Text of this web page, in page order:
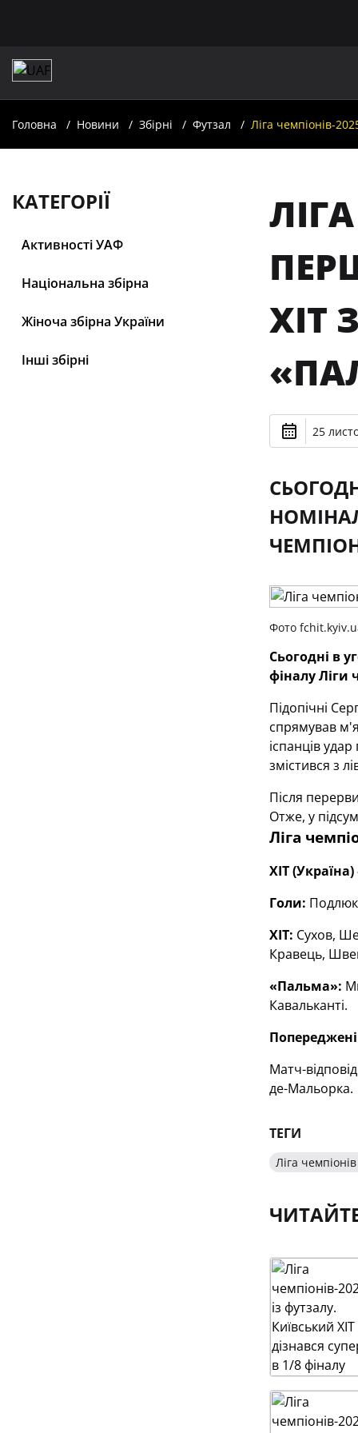
Головна Новини Збірні Футзал Ліга чемпіонів-
КАТЕГОРІЇ
Активності УАФ
Національна збірна
Жіноча збірна України
Інші збірні
ХІТ
25
Фото
Сьогодні в
фіналу Ліги
Підопічні
спрямував
іспанців
змістився з
Після
Отже, у
Ліга
ХІТ
Голи:
ХІТ: Cухов,
Кравець,
«Пальма»:
Кавальканті.
Матч-
де-Мальорка.
ТЕГИ
Ліга